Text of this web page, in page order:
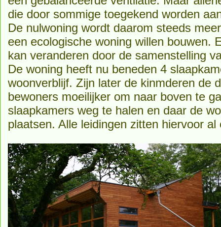
die door sommige toegekend worden
De nulwoning wordt daarom steeds
een ecologische woning willen bouwen.
kan veranderen door de samenstelling
De woning heeft nu beneden 4
woonverblijf. Zijn later de kinmderen de
bewoners moeilijker om naar boven te
slaapkamers weg te halen en daar de
plaatsen. Alle leidingen zitten hiervoor al